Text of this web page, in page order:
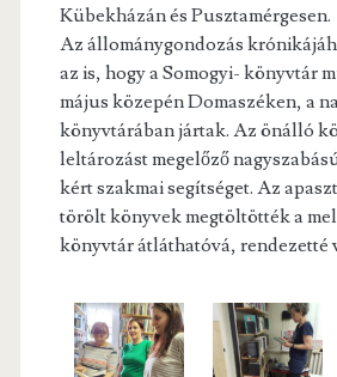
Kübekházán és Pusztamérgesen.
Az állománygondozás
az is, hogy a Somogyi- könyvtár
május közepén Domaszéken, a
könyvtárában jártak. Az önálló
leltározást megelőző
kért szakmai segítséget. Az
törölt könyvek megtöltötték a
könyvtár átláthatóvá, rendezetté